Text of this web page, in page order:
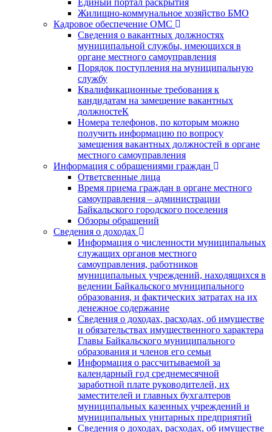
Жилищно-коммунальное хозяйство БМО
Кадровое обеспечение ОМС
Сведения о вакантных должностях
муниципальной службы, имеющихся в
органе местного самоуправления
Порядок поступления на муниципальную
службу
Квалификационные требования к
кандидатам на замещение вакантных
должностеК
Номера телефонов, по которым можно
получить информацию по вопросу
замещения вакантных должностей в органе
местного самоуправления
Информация с обращениями граждан
Ответсвенные лица
Время приема граждан в органе местного
самоуправления – администрации
Байкальского городского поселения
Обзоры обращений
Сведения о доходах
Информация о численности муниципальных
служащих органов местного
самоуправления, работников
муниципальных учреждений, находящихся в
ведении Байкальского муниципального
образования, и фактических затратах на их
денежное содержание
Сведения о доходах, расходах, об имуществе
и обязательствах имущественного характера
Главы Байкальского муниципального
образования и членов его семьи
Информация о рассчитываемой за
календарный год среднемесячной
заработной плате руководителей, их
заместителей и главных бухгалтеров
муниципальных казенных учреждений и
муниципальных унитарных предприятий
Сведения о доходах, расходах, об имуществе